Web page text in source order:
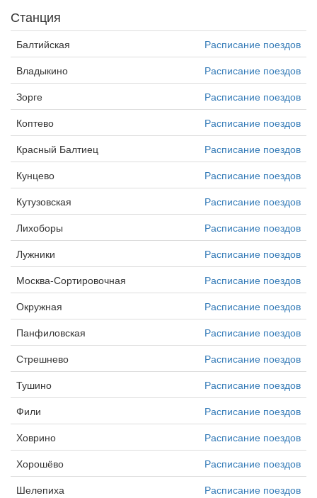
Станция
Балтийская
Расписание поездов
Владыкино
Расписание поездов
Зорге
Расписание поездов
Коптево
Расписание поездов
Красный Балтиец
Расписание поездов
Кунцево
Расписание поездов
Кутузовская
Расписание поездов
Лихоборы
Расписание поездов
Лужники
Расписание поездов
Москва-Сортировочная
Расписание поездов
Окружная
Расписание поездов
Панфиловская
Расписание поездов
Стрешнево
Расписание поездов
Тушино
Расписание поездов
Фили
Расписание поездов
Ховрино
Расписание поездов
Хорошёво
Расписание поездов
Шелепиха
Расписание поездов